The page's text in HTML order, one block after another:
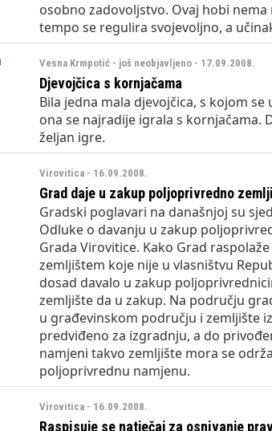
osobno zadovoljstvo. Ovaj hobi
tempo se regulira svojevoljno, a
Vesna Krmpotić - još neobjavljeno - 17.09.2008.
Djevojčica s kornjačama
Bila jedna mala djevojčica, s kojom
ona se najradije igrala s kornjačama.
željan igre.
Virovitica - 16.09.2008.
Grad daje u zakup poljoprivredno
Gradski poglavari na današnjoj su
Odluke o davanju u zakup
Grada Virovitice. Kako Grad
zemljištem koje nije u vlasništvu
dosad davalo u zakup
zemljište da u zakup. Na području
u građevinskom području i zemljište
predviđeno za izgradnju, a do
namjeni takvo zemljište mora se
poljoprivrednu namjenu.
Virovitica - 16.09.2008.
Raspisuje se natječaj za osnivanje